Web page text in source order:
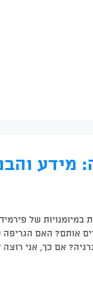
אותם? האם
אם כך, אני